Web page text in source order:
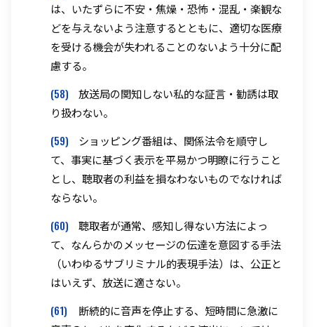
は、いたずらに不安・焦燥・恐怖・混乱・楽観な
どを与えないよう注意するとともに、適切な医療
を受ける機会が失われることのないよう十分に配
慮する。
(58)
放送局の関知しない私的な証言・勧誘は取
り扱わない。
(59)
ショッピング番組は、関係法令を順守し
て、事実に基づく表示を平易かつ明瞭に行うこと
とし、聴取者の利益を損なわないものでなければ
ならない。
(60)
聴取者が通常、感知し得ない方法によっ
て、なんらかのメッセージの伝達を意図する手法
（いわゆるサブリミナル的表現手法）は、公正と
はいえず、放送に適さない。
(61)
断続的に音声を停止する、短時間に急激に